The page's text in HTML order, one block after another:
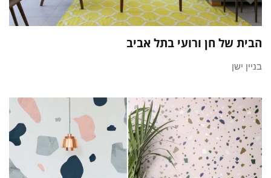
הבית של חן ורועי בתל אביב
בניין ישן